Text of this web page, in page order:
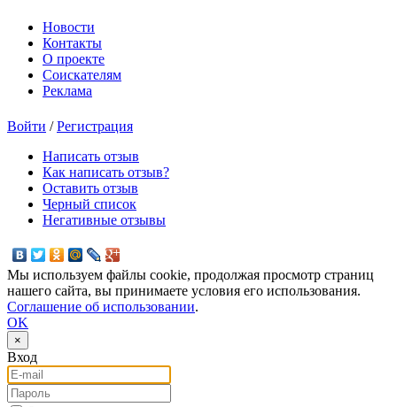
Новости
Контакты
О проекте
Соискателям
Реклама
Войти /Регистрация
Написать отзыв
Как написать отзыв?
Оставить отзыв
Черный список
Негативные отзывы
Мы используем файлы cookie, продолжая просмотр страниц
нашего сайта, вы принимаете условия его использования.
Соглашение об использовании.
OK
×
Вход
E-mail
Пароль